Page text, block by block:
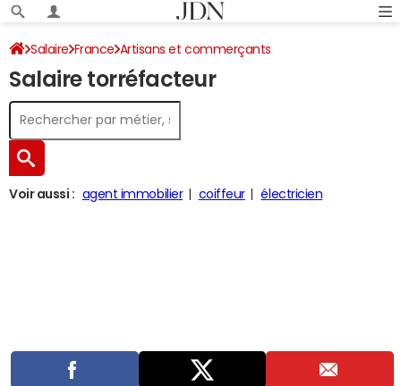
Salaire France Artisans et commerçants
Salaire torréfacteur
Voir aussi : agent immobilier coiffeur électricien